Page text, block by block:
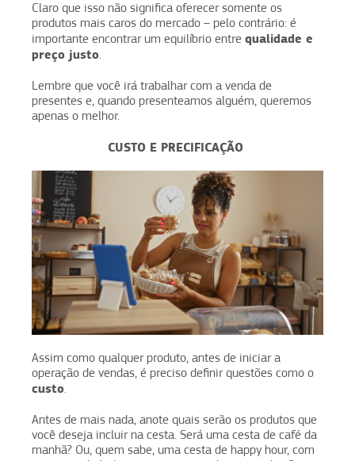
Claro que isso não significa oferecer somente os
produtos mais caros do mercado – pelo contrário: é
importante encontrar um equilíbrio entre qualidade e
preço justo.
Lembre que você irá trabalhar com a venda de
presentes e, quando presenteamos alguém, queremos
apenas o melhor.
CUSTO E PRECIFICAÇÃO
Assim como qualquer produto, antes de iniciar a
operação de vendas, é preciso definir questões como o
custo.
Antes de mais nada, anote quais serão os produtos que
você deseja incluir na cesta. Será uma cesta de café da
manhã? Ou, quem sabe, uma cesta de happy hour, com